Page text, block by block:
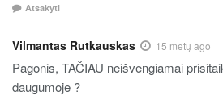
Atsakyti
Vilmantas Rutkauskas 15 metų ago
Pagonis, TAČIAU neišvengiamai
daugumoje ?